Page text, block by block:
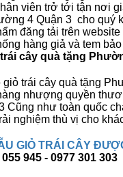
viên trở tới tận nơi
4 Quận 3 cho quý
đăng tải trên
hàng giả và tem
cây quà tặng
giỏ trái cây quà tặng
nhượng quyền
Cũng như toàn quốc
nghiệm thù vị cho
GIỎ TRÁI CÂY
945 - 0977 301 303